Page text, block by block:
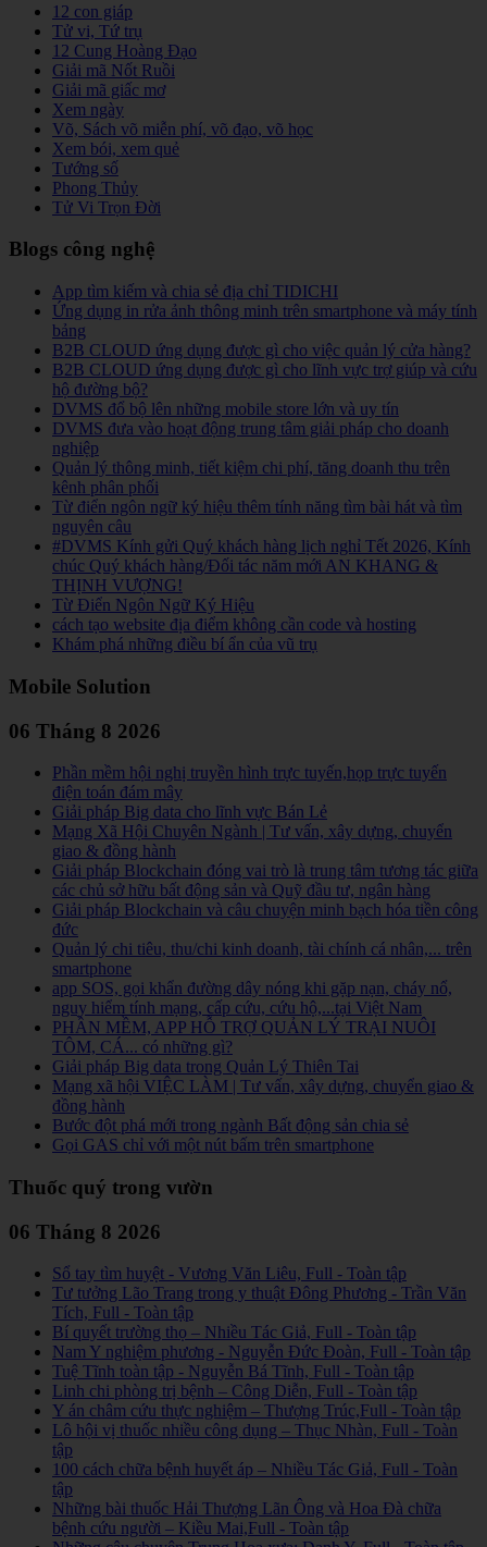
12 con giáp
Tử vi, Tứ trụ
12 Cung Hoàng Đạo
Giải mã Nốt Ruồi
Giải mã giấc mơ
Xem ngày
Võ, Sách võ miễn phí, võ đạo, võ học
Xem bói, xem quẻ
Tướng số
Phong Thủy
Tử Vi Trọn Đời
Blogs công nghệ
App tìm kiếm và chia sẻ địa chỉ TIDICHI
Ứng dụng in rửa ảnh thông minh trên smartphone và máy tính
bảng
B2B CLOUD ứng dụng được gì cho việc quản lý cửa hàng?
B2B CLOUD ứng dụng được gì cho lĩnh vực trợ giúp và cứu
hộ đường bộ?
DVMS đổ bộ lên những mobile store lớn và uy tín
DVMS đưa vào hoạt động trung tâm giải pháp cho doanh
nghiệp
Quản lý thông minh, tiết kiệm chi phí, tăng doanh thu trên
kênh phân phối
Từ điển ngôn ngữ ký hiệu thêm tính năng tìm bài hát và tìm
nguyên câu
#DVMS Kính gửi Quý khách hàng lịch nghỉ Tết 2026, Kính
chúc Quý khách hàng/Đối tác năm mới AN KHANG &
THỊNH VƯỢNG!
Từ Điển Ngôn Ngữ Ký Hiệu
cách tạo website địa điểm không cần code và hosting
Khám phá những điều bí ẩn của vũ trụ
Mobile Solution
06 Tháng 8 2026
Phần mềm hội nghị truyền hình trực tuyến,họp trực tuyến
điện toán đám mây
Giải pháp Big data cho lĩnh vực Bán Lẻ
Mạng Xã Hội Chuyên Ngành | Tư vấn, xây dựng, chuyển
giao & đồng hành
Giải pháp Blockchain đóng vai trò là trung tâm tương tác giữa
các chủ sở hữu bất động sản và Quỹ đầu tư, ngân hàng
Giải pháp Blockchain và câu chuyện minh bạch hóa tiền công
đức
Quản lý chi tiêu, thu/chi kinh doanh, tài chính cá nhân,... trên
smartphone
app SOS, gọi khẩn đường dây nóng khi gặp nạn, cháy nổ,
nguy hiểm tính mạng, cấp cứu, cứu hộ,...tại Việt Nam
PHẦN MỀM, APP HỖ TRỢ QUẢN LÝ TRẠI NUÔI
TÔM, CÁ... có những gì?
Giải pháp Big data trong Quản Lý Thiên Tai
Mạng xã hội VIỆC LÀM | Tư vấn, xây dựng, chuyển giao &
đồng hành
Bước đột phá mới trong ngành Bất động sản chia sẻ
Gọi GAS chỉ với một nút bấm trên smartphone
Thuốc quý trong vườn
06 Tháng 8 2026
Sổ tay tìm huyệt - Vương Văn Liêu, Full - Toàn tập
Tư tưởng Lão Trang trong y thuật Đông Phương - Trần Văn
Tích, Full - Toàn tập
Bí quyết trường thọ – Nhiều Tác Giả, Full - Toàn tập
Nam Y nghiệm phương - Nguyễn Đức Đoàn, Full - Toàn tập
Tuệ Tĩnh toàn tập - Nguyễn Bá Tĩnh, Full - Toàn tập
Linh chi phòng trị bệnh – Công Diễn, Full - Toàn tập
Y án châm cứu thực nghiệm – Thượng Trúc,Full - Toàn tập
Lô hội vị thuốc nhiều công dụng – Thục Nhàn, Full - Toàn
tập
100 cách chữa bệnh huyết áp – Nhiều Tác Giả, Full - Toàn
tập
Những bài thuốc Hải Thượng Lãn Ông và Hoa Đà chữa
bệnh cứu người – Kiều Mai,Full - Toàn tập